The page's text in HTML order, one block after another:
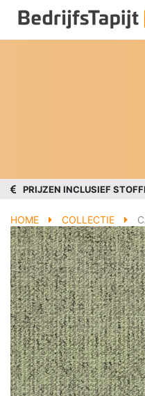
PRIJZEN INCLUSIEF
HOME COLLECTIE